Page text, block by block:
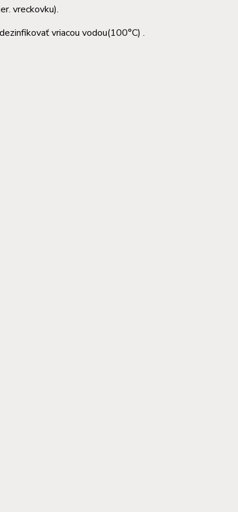
vreckovku).
vriacou vodou(100°C) .